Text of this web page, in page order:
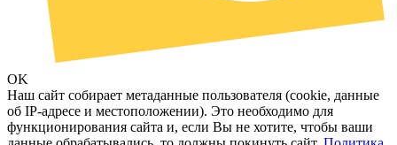
OK
Наш сайт собирает метаданные пользователя (cookie, данные
об IP-адресе и местоположении). Это необходимо для
функционирования сайта и, если Вы не хотите, чтобы ваши